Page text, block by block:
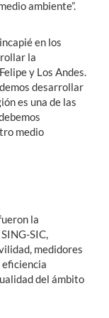
ambiente”.
en los
la
y Los Andes.
desarrollar
es una de las
medio
la
SIC,
medidores
del ámbito